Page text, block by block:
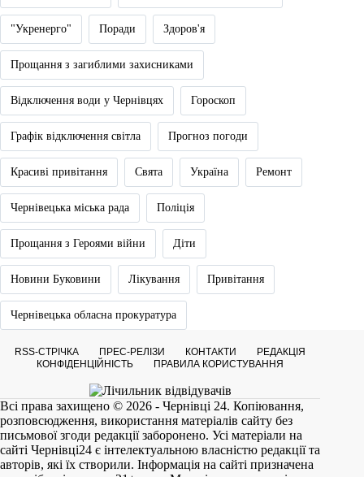
"Укренерго" Поради Здоров'я
Прощання з загиблими захисниками
Відключення води у Чернівцях Гороскоп
Графік відключення світла Прогноз погоди
Красиві привітання Свята Україна Ремонт
Чернівецька міська рада Поліція
Прощання з Героями війни Діти
Новини Буковини Лікування Привітання
Чернівецька обласна прокуратура
RSS-СТРІЧКА ПРЕС-РЕЛІЗИ КОНТАКТИ
РЕДАКЦІЯ
КОНФІДЕНЦІЙНІСТЬ
ПРАВИЛА КОРИСТУВАННЯ
Всі права захищено © 2026 - Чернівці 24. Копіювання,
розповсюдження, використання матеріалів сайту без
письмової згоди редакції заборонено. Усі матеріали на
сайті Чернівці24 є інтелектуальною власністю редакції та
авторів, які їх створили. Інформація на сайті призначена